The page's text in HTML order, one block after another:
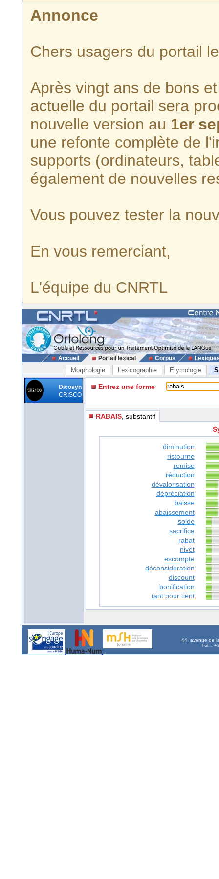
Annonce
Chers usagers du portail
Après vingt ans de bons
actuelle du portail sera
nouvelle version au 1er
une refonte complète de
supports (ordinateurs,
également de nouvelles
Vous pouvez tester la
En vous remerciant,
L'équipe du CNRTL
Accueil Portail lexical Corpus
Morphologie Lexicographie Etymologie
Dicosyn
CRISCO
Entrez une forme
RABAIS , substantif
diminution
ristourne
remise
réduction
dévalorisation
dépréciation
baisse
abaissement
solde
sacrifice
rabat
nivet
escompte
déconsidération
discount
bonification
tant pour cent
44, avenue de
Tél. :